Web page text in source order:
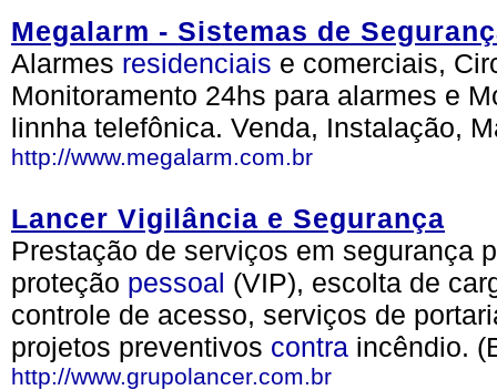
Megalarm - Sistemas de
Alarmes residenciais e comerciais,
Monitoramento 24hs para alarmes e
linnha telefônica. Venda, Instalação,
http://www.megalarm.com.br
Lancer Vigilância e Segurança
Prestação de serviços em segurança
proteção pessoal (VIP), escolta de
controle de acesso, serviços de
projetos preventivos contra incêndio.
http://www.grupolancer.com.br